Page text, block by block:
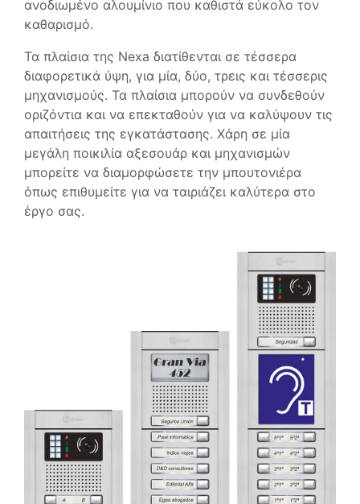
ανοδιωμένο αλουμίνιο που καθιστά εύκολο τον
καθαρισμό.
Τα πλαίσια της Nexa διατίθενται σε τέσσερα
διαφορετικά ύψη, για μία, δύο, τρεις και τέσσερις
μηχανισμούς. Τα πλαίσια μπορούν να συνδεθούν
οριζόντια και να επεκταθούν για να καλύψουν τις
απαιτήσεις της εγκατάστασης. Χάρη σε μία
μεγάλη ποικιλία αξεσουάρ και μηχανισμών
μπορείτε να διαμορφώσετε την μπουτονιέρα
όπως επιθυμείτε για να ταιριάζει καλύτερα στο
έργο σας.